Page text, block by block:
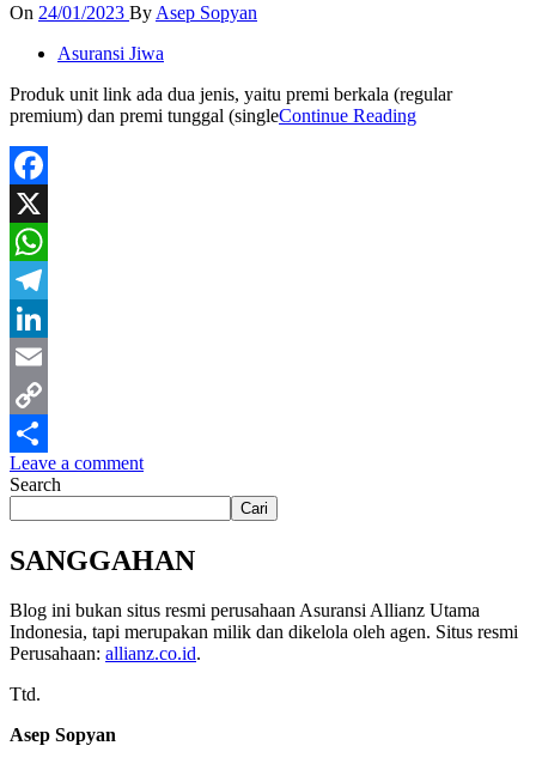
On 24/01/2023 By Asep Sopyan
Asuransi Jiwa
Produk unit link ada dua jenis, yaitu premi berkala (regular
premium) dan premi tunggal (singleContinue Reading
Facebook
X
WhatsApp
Telegram
LinkedIn
Email
Copy
Link
Share
Leave a comment
Search
Cari
SANGGAHAN
Blog ini bukan situs resmi perusahaan Asuransi Allianz Utama
Indonesia, tapi merupakan milik dan dikelola oleh agen. Situs resmi
Perusahaan: allianz.co.id.
Ttd.
Asep Sopyan